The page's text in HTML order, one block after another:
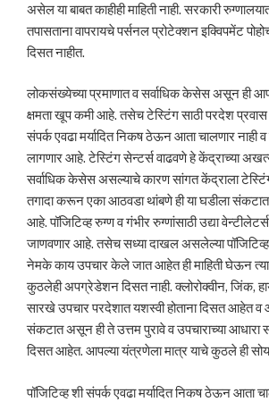
असेल या बाबत काहीही माहिती नाही. सरकारी
तपासताना वापरायचे पर्सनल प्रोटेक्शन इक्विपमेंट
दिसत नाहीत.
लोकसंख्येच्या प्रमाणात व सर्वाधिक केसेस असून ही
क्षमता खूप कमी आहे. तसेच टेस्टिंग साठी परदेश प्रवास
संपर्क एवढा मर्यादित निकष ठेऊन आता चालणार नाही व
लागणार आहे. टेस्टिंग सेन्टर्स वाढवणे हे केंद्राच्या
सर्वाधिक केसेस असल्याचे कारण सांगत केंद्राला
तगादा करून एका आठवडा थांबणे ही या घडीला
आहे. पॉजिटिव्ह रुग्ण व गंभीर रुग्णांसाठी उद्या
जाणवणार आहे. तसेच सध्या दाखल असलेल्या
नेमके काय उपचार केले जात आहेत ही माहिती घेऊन त्या
कुठलेही अपग्रेडेशन दिसत नाही. क्लोरोक्वीन, जिंक,
सारखे उपचार परदेशात यशस्वी होताना दिसत आहेत व
संकटात असून ही ते उत्तम पुरावे व उपचाराच्या आधारा
दिसत आहेत. आपल्या यंत्रणेला मात्र याचे कुठले ही
पॉजिटिव्ह शी संपर्क एवढा मर्यादित निकष ठेऊन आता